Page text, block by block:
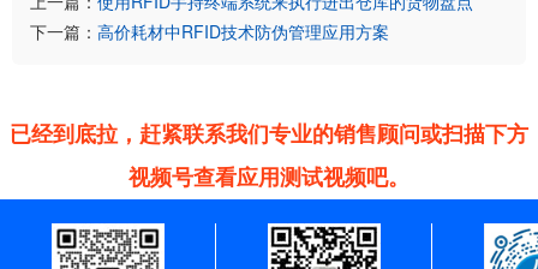
下一篇： 高价耗材中RFID技术防伪管理应用方案
已经到底拉，赶紧联系我们专业的销售顾问或扫描下方
视频号查看应用测试视频吧。